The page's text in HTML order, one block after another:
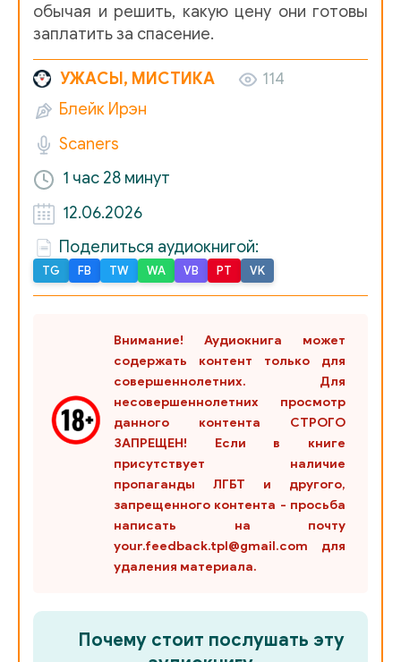
обычая и решить, какую цену они готовы
заплатить за спасение.
УЖАСЫ, МИСТИКА
114
Блейк Ирэн
Scaners
1 час 28 минут
12.06.2026
Поделиться аудиокнигой:
TG FB TW WA VB PT VK
Внимание! Аудиокнига может
содержать контент только для
совершеннолетних. Для
несовершеннолетних просмотр
данного контента СТРОГО
ЗАПРЕЩЕН! Если в книге
присутствует наличие
пропаганды ЛГБТ и другого,
запрещенного контента - просьба
написать на почту
your.feedback.tpl@gmail.com для
удаления материала.
Почему стоит послушать эту